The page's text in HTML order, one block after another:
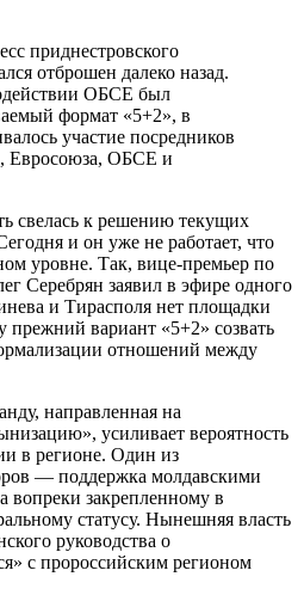
приднестровского
отброшен далеко назад.
ОБСЕ был
формат «5+2», в
участие посредников
Евросоюза, ОБСЕ и
свелась к решению текущих
и он уже не работает, что
уровне. Так, вице-премьер по
Серебрян заявил в эфире одного
и Тирасполя нет площадки
прежний вариант «5+2» созвать
отношений между
направленная на
усиливает вероятность
в регионе. Один из
— поддержка молдавскими
вопреки закрепленному в
статусу. Нынешняя власть
руководства о
с пророссийским регионом